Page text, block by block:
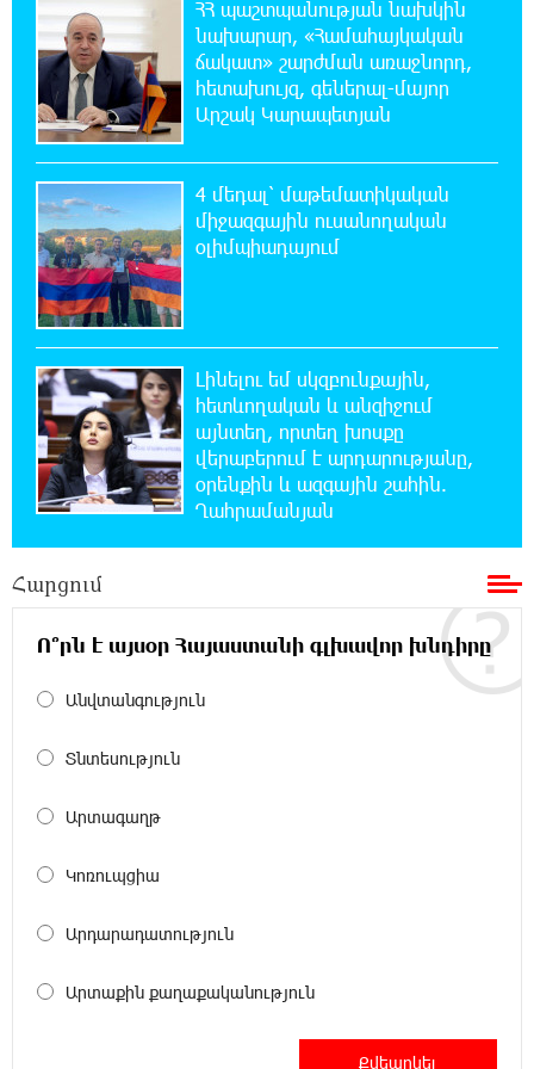
19:42:39 6-08-2026
Վրաստանում պետական ​​պաշտոնյային
կաշառելու փորձի համար քաղաքացի է
ձերբակալվել
19:25:15 6-08-2026
ՌԴ-ն պատրաստ է շարունակել Հայաստանի
երկաթուղիների կոնցեսիոն կառավարումը.
Օվերչուկ
19:07:40 6-08-2026
Հայաստանի բնակչության թիվը շուրջ 7
հազարով ավելացել է
18:49:45 6-08-2026
Իսրայելի ՊԲ-ն հարձակվել է Լիբանանում
«Հըզբոլլահ»-ի հրամանատարական կետերի
և պահեստների վրա
համաձայնության են եկել Յան Դիոմանդեի
տրանսֆերի վերաբերյալ
18:19:28 6-08-2026
առաջարկում է պահանջարկ չունեցող
մասնագիտություններ. Ատոմ Մխիթարյան
ազգային ողբերգություն է․ Ավետիք
Չպետք է լռել, պետք է խոսել Բաքվի ռեժիմի
ՀՀ պաշտպանության նախկին
նախարար, «Համահայկական
ճակատ» շարժման առաջնորդ,
հետախույզ, գեներալ-մայոր
Արշակ Կարապետյան
4 մեդալ՝ մաթեմատիկական
միջազգային ուսանողական
օլիմպիադայում
Լինելու եմ սկզբունքային,
հետևողական և անզիջում
այնտեղ, որտեղ խոսքը
վերաբերում է արդարությանը,
օրենքին և ազգային շահին.
Ղահրամանյան
Հարցում
Ո՞րն է այսօր Հայաստանի գլխավոր խնդիրը
Անվտանգություն
Տնտեսություն
Արտագաղթ
Կոռուպցիա
Արդարադատություն
Արտաքին քաղաքականություն